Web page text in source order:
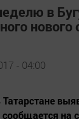
в
- 04:00
Татарстане
на